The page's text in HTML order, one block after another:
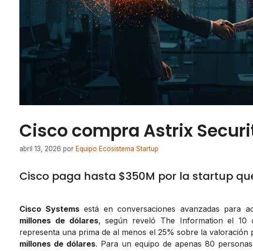
Cisco compra Astrix
abril 13, 2026 por Equipo Ecosistema Startup
Cisco paga hasta $350M por la startup
Cisco Systemsestá en conversaciones avanzadas para
millones de dólares, según reveló The Informationel 10
representa una prima de al menos el 25% sobre la valoración
millones de dólares. Para un equipo de apenas 80